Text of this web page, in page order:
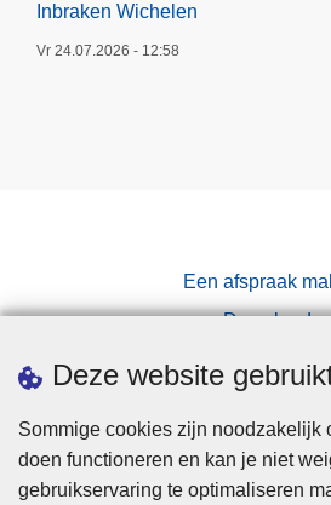
Deze website
Sommige cookies zijn noodzakelijk
doen functioneren en kan je niet
gebruikservaring te optimaliseren
Inbraken Wichelen
Vr 24.07.2026 - 12:58
Een afspraak
Downloads
Pers